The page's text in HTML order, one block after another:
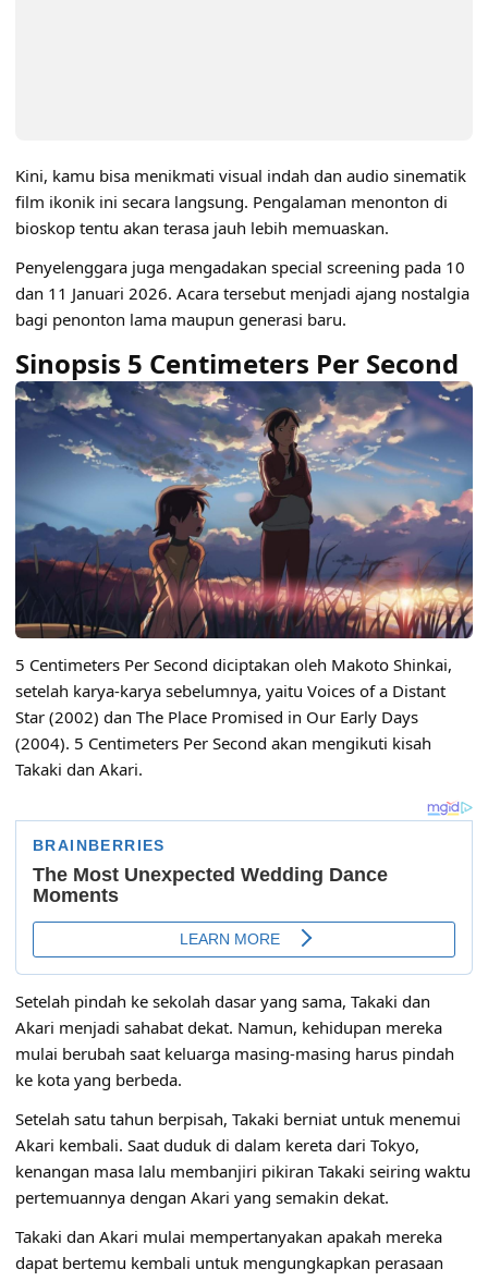
Kini, kamu bisa menikmati visual indah dan audio sinematik
film ikonik ini secara langsung. Pengalaman menonton di
bioskop tentu akan terasa jauh lebih memuaskan.
Penyelenggara juga mengadakan special screening pada 10
dan 11 Januari 2026. Acara tersebut menjadi ajang nostalgia
bagi penonton lama maupun generasi baru.
Sinopsis 5 Centimeters Per Second
5 Centimeters Per Second diciptakan oleh Makoto Shinkai,
setelah karya-karya sebelumnya, yaitu Voices of a Distant
Star (2002) dan The Place Promised in Our Early Days
(2004). 5 Centimeters Per Second akan mengikuti kisah
Takaki dan Akari.
Setelah pindah ke sekolah dasar yang sama, Takaki dan
Akari menjadi sahabat dekat. Namun, kehidupan mereka
mulai berubah saat keluarga masing-masing harus pindah
ke kota yang berbeda.
Setelah satu tahun berpisah, Takaki berniat untuk menemui
Akari kembali. Saat duduk di dalam kereta dari Tokyo,
kenangan masa lalu membanjiri pikiran Takaki seiring waktu
pertemuannya dengan Akari yang semakin dekat.
Takaki dan Akari mulai mempertanyakan apakah mereka
dapat bertemu kembali untuk mengungkapkan perasaan